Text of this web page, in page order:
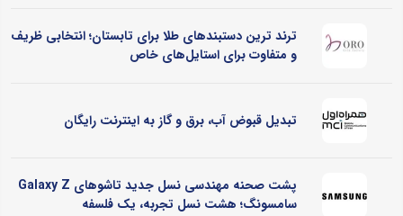
ترند ترین دستبندهای طلا برای تابستان؛ انتخابی ظریف
و متفاوت برای استایل‌های خاص
تبدیل قبوض آب، برق و گاز به اینترنت رایگان
پشت صحنه مهندسی نسل جدید تاشوهای Galaxy Z
سامسونگ؛ هشت نسل تجربه، یک فلسفه